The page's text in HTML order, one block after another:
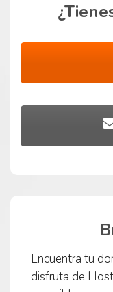
Encuentra tu
disfruta de